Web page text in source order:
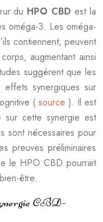
du HPO CBDest la
oméga-3. Les oméga-
contiennent, peuvent
augmentant ainsi
suggèrent que les
synergiques sur
(source ). Il est
sur cette synergie est
sont nécessaires pour
preuves préliminaires
le HPO CBD pourrait
être.
CBD-